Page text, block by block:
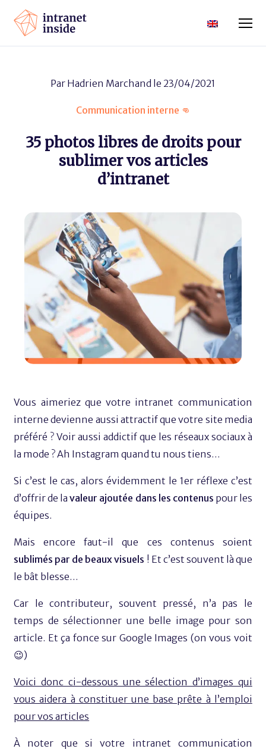
Par Hadrien Marchand le 23/04/2021
Communication interne 👊
35 photos libres de droits pour
sublimer vos articles
d’intranet
Vous aimeriez que votre intranet communication
interne devienne aussi attractif que votre site media
préféré ? Voir aussi addictif que les réseaux sociaux à
la mode ? Ah Instagram quand tu nous tiens…
Si c’est le cas, alors évidemment le 1er réflexe c’est
d’offrir de la valeur ajoutée dans les contenus pour les
équipes.
Mais encore faut-il que ces contenus soient
sublimés par de beaux visuels ! Et c’est souvent là que
le bât blesse…
Car le contributeur, souvent pressé, n’a pas le
temps de sélectionner une belle image pour son
article. Et ça fonce sur Google Images (on vous voit
😉)
Voici donc ci-dessous une sélection d’images qui
vous aidera à constituer une base prête à l’emploi
pour vos articles
À noter que si votre intranet communication